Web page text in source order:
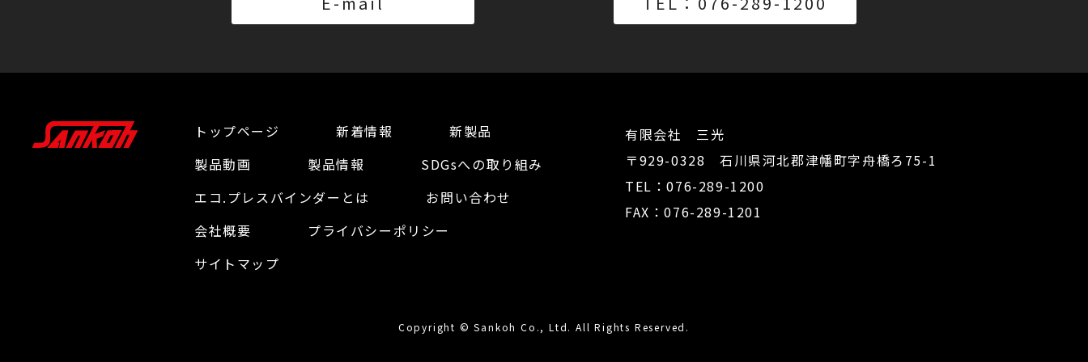
トップページ 新着情報
新製品
製品動画
製品情報
SDGsへの取り組み
エコ.プレスバインダーとは
お問い合わせ
会社概要
プライバシーポリシー
サイトマップ
有限会社 三光
〒929-0328 石川県河北郡津幡町字舟橋ろ75-1
TEL：076-289-1200
FAX：076-289-1201
Copyright © Sankoh Co., Ltd. All Rights Reserved.